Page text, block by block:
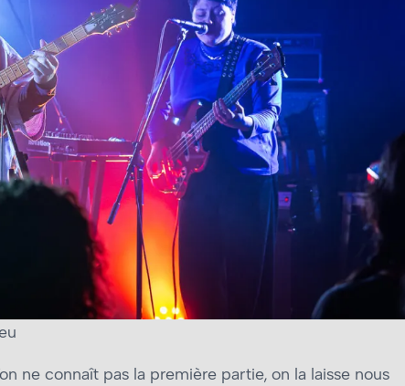
ne connaît pas la première partie, on la laisse nous